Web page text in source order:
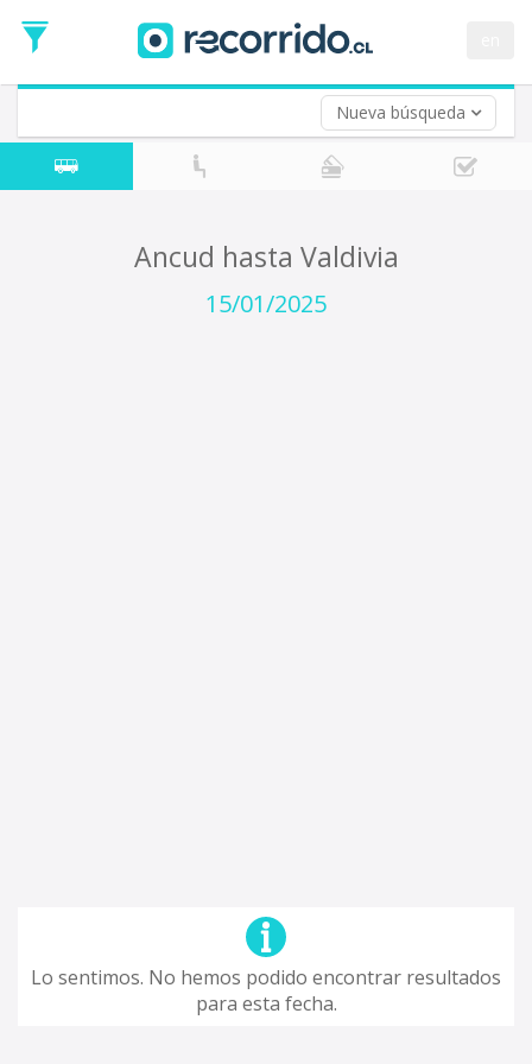
Nueva búsqueda
de
Ida
Vuelta (opcional)
Fecha
de
Ancud hasta Valdivia
15/01/2025
Lo sentimos. No hemos podido encontrar resultados
para esta fecha.